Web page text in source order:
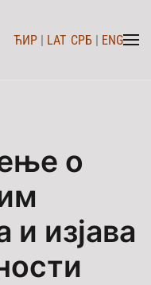
ЋИР | LAT СРБ | ENG
о
изјава